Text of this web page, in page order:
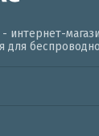
интернет-
для